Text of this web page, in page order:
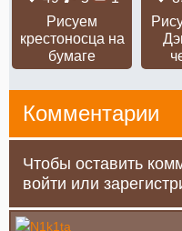
Рисуем
крестоносца на
бумаге
Комментарии
Чтобы оставить
войти или